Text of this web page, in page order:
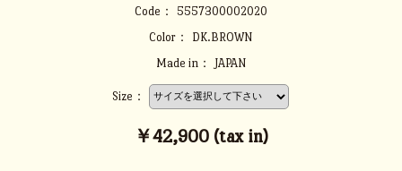
Code：
5557300002020
Color：
DK.BROWN
Made in：
JAPAN
Size：
￥42,900 (tax in)